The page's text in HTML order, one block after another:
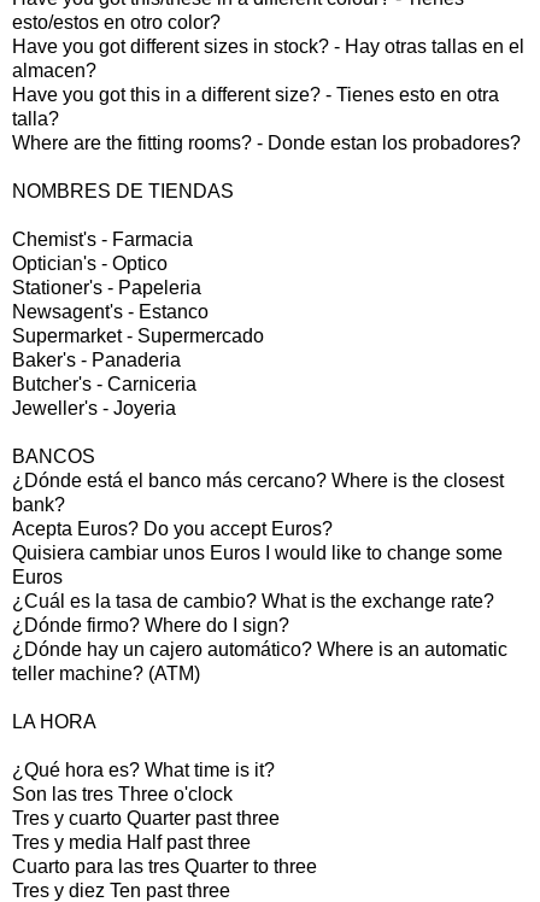
esto/estos en otro color?
Have you got different sizes in stock? - Hay otras tallas en el
almacen?
Have you got this in a different size? - Tienes esto en otra
talla?
Where are the fitting rooms? - Donde estan los probadores?
NOMBRES DE TIENDAS
Chemist's - Farmacia
Optician's - Optico
Stationer's - Papeleria
Newsagent's - Estanco
Supermarket - Supermercado
Baker's - Panaderia
Butcher's - Carniceria
Jeweller's - Joyeria
BANCOS
¿Dónde está el banco más cercano? Where is the closest
bank?
Acepta Euros? Do you accept Euros?
Quisiera cambiar unos Euros I would like to change some
Euros
¿Cuál es la tasa de cambio? What is the exchange rate?
¿Dónde firmo? Where do I sign?
¿Dónde hay un cajero automático? Where is an automatic
teller machine? (ATM)
LA HORA
¿Qué hora es? What time is it?
Son las tres Three o'clock
Tres y cuarto Quarter past three
Tres y media Half past three
Cuarto para las tres Quarter to three
Tres y diez Ten past three